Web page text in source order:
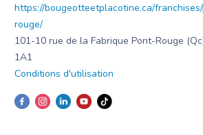
https://bougeotteetplacotine.ca/
rouge/
101-10 rue de la Fabrique Pont-Rouge
1A1
Conditions d'utilisation